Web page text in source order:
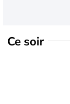
Ce soir